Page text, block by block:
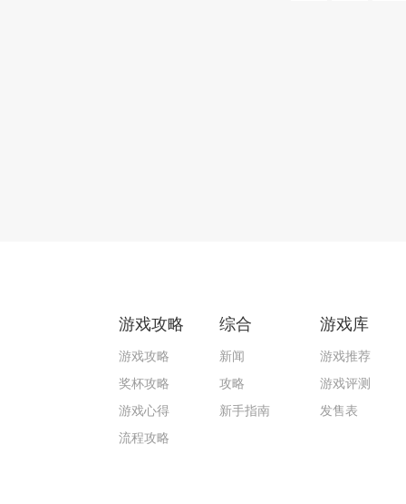
游戏攻略
游戏攻略
奖杯攻略
游戏心得
流程攻略
综合
新闻
攻略
新手指南
游戏库
游戏推荐
游戏评测
发售表